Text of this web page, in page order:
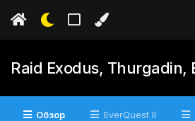
Raid Exodus, Thurgadin,
Обзор EverQuest II